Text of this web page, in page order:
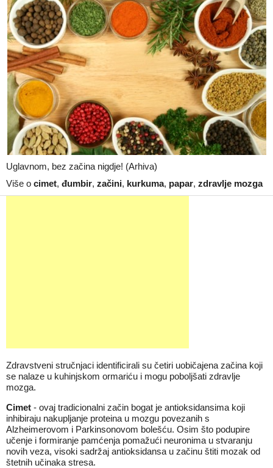
Uglavnom, bez začina nigdje! (Arhiva)
Više o cimet, đumbir, začini, kurkuma, papar, zdravlje mozga
Zdravstveni stručnjaci identificirali su četiri uobičajena začina koji
se nalaze u kuhinjskom ormariću i mogu poboljšati zdravlje
mozga.
Cimet - ovaj tradicionalni začin bogat je antioksidansima koji
inhibiraju nakupljanje proteina u mozgu povezanih s
Alzheimerovom i Parkinsonovom bolešću. Osim što podupire
učenje i formiranje pamćenja pomažući neuronima u stvaranju
novih veza, visoki sadržaj antioksidansa u začinu štiti mozak od
štetnih učinaka stresa.